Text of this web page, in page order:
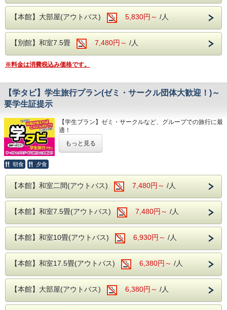
2026年08月30日（日）～ 09月04日（金）
2026年09月27日（日）～ 10月02日（金）
2026年11月08日（日）～ 11月13日（金）
2026年11月29日（日）～ 12月04日（金）
※本プランは1室3名様以上が割引条件となっ
ております。
意となります。
※子ども・幼児のみのお部屋のご利用はでき
ません。
各部屋大人1名様以上が必要となります。
奥久慈館は
袋田の滝をはじめ、久慈川沿いの風光明媚な環境です。
4月中旬には桜、下旬から5月中旬に掛けては新緑が望めま
す
近隣には日本三名瀑の【袋田の滝】や滝の裏側がのぞける
ノスタルジックな佇まいから、数々のドラマや映画のロケ地
になっている
【本館】大部屋(アウトバス) 5,830円～ /人
【別館】和室7.5畳 7,480円～ /人
※料金は消費税込み価格です。
【学タビ】学生旅行プラン(ゼミ・サークル団体大歓迎！)～
要学生証提示
【学生プラン】ゼミ・サークルなど、グループでの旅行に最
適！
ご用意いたしました。
皆さまお誘い併せの上お申し込み下さい！
1室2名様ご利用で： 500円割引
1室3名様ご利用で：1000円割引
1室4名様ご利用で：1500円割引
1室5名様ご利用で：2000円割引
※1室6名様以上ご利用の場合も2000円割引となります。
【除外日】
・トップシーズン（年末年始・お盆期間・GW・その他連休
等）
・繁忙期の一部日程
※詳しくは本プランのカレンダーをご確認ください。
【本プランご注意事項】
※全員が学生のグループに限ります。
※チェックイン時に学生証をご提示ください。
もっと見る
朝食 夕食
【本館】和室二間(アウトバス) 7,480円～ /人
【本館】和室7.5畳(アウトバス) 7,480円～ /人
【本館】和室10畳(アウトバス) 6,930円～ /人
【本館】和室17.5畳(アウトバス) 6,380円～ /人
【本館】大部屋(アウトバス) 6,380円～ /人